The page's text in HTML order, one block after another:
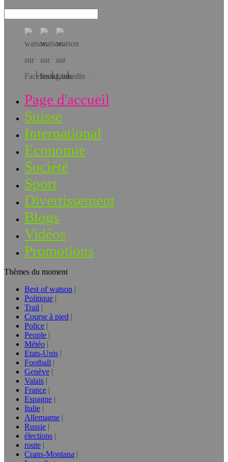
Téléchargez l’app!
Page d'accueil
Suisse
International
Economie
Société
Sport
Divertissement
Blogs
Vidéos
Promotions
Thèmes du moment
Best of watson
Politique
Trail
Course à pied
Police
People
Météo
Etats-Unis
Football
Genève
Valais
France
Espagne
Italie
Allemagne
Russie
élections
route
Crans-Montana